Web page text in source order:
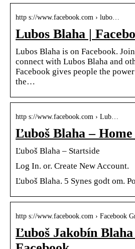
http s://www.facebook.com › lubo…
Lubos Blaha |
Lubos Blaha is on Facebook.
connect with Lubos Blaha and
Facebook gives people the
the…
http s://www.facebook.com › Lub…
Ľuboš Blaha –
Ľuboš Blaha – Startside
Log In. or. Create New Account.
Ľuboš Blaha. 5 Synes godt om.
http s://www.facebook.com › Facebook
Ľuboš Jakobín